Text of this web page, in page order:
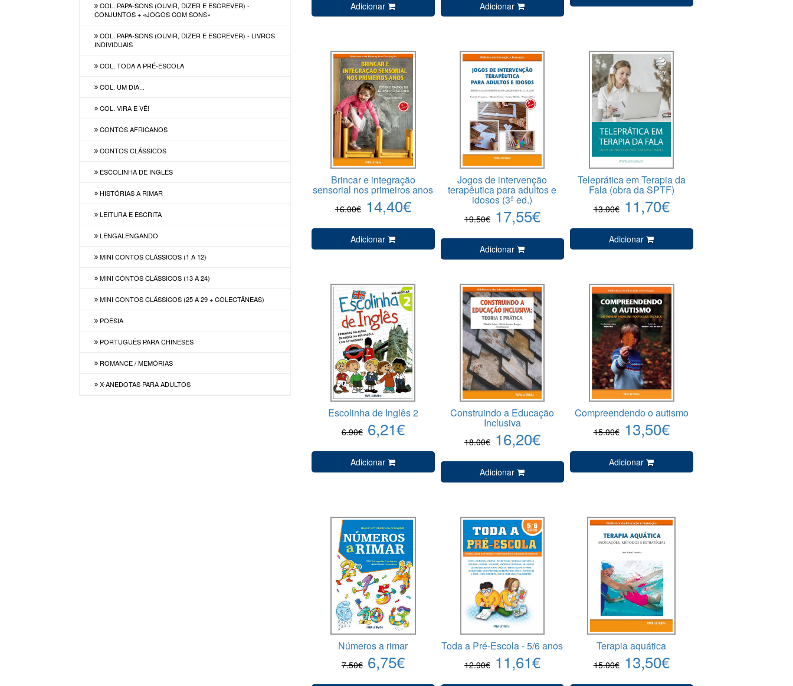
COL. PAPA-SONS (OUVIR, DIZER E ESCREVER) -
CONJUNTOS + «JOGOS COM SONS»
COL. PAPA-SONS (OUVIR, DIZER E ESCREVER) - LIVROS
INDIVIDUAIS
COL. TODA A PRÉ-ESCOLA
COL. UM DIA...
COL. VIRA E VÊ!
CONTOS AFRICANOS
CONTOS CLÁSSICOS
ESCOLINHA DE INGLÊS
HISTÓRIAS A RIMAR
LEITURA E ESCRITA
LENGALENGANDO
MINI CONTOS CLÁSSICOS (1 A 12)
MINI CONTOS CLÁSSICOS (13 A 24)
MINI CONTOS CLÁSSICOS (25 A 29 + COLECTÂNEAS)
POESIA
PORTUGUÊS PARA CHINESES
ROMANCE / MEMÓRIAS
X-ANEDOTAS PARA ADULTOS
Adicionar Adicionar
Brincar e integração
sensorial nos primeiros anos
16.00€ 14,40€
Adicionar
Jogos de intervenção
terapêutica para adultos e
idosos (3ª ed.)
19.50€ 17,55€
Adicionar
Teleprática em Terapia da
Fala (obra da SPTF)
13.00€ 11,70€
Adicionar
Escolinha de Inglês 2
6.90€ 6,21€
Adicionar
Construindo a Educação
Inclusiva
18.00€ 16,20€
Adicionar
Compreendendo o autismo
15.00€ 13,50€
Adicionar
Números a rimar
7.50€ 6,75€
Toda a Pré-Escola - 5/6 anos
12.90€ 11,61€
Terapia aquática
15.00€ 13,50€